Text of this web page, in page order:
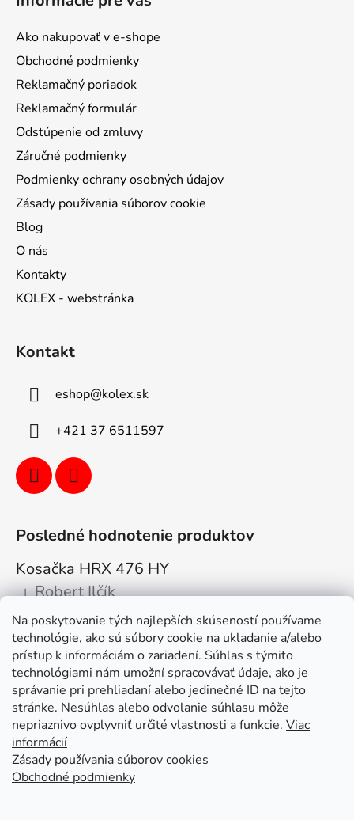
Na poskytovanie tých najlepších skúseností používame
technológie, ako sú súbory cookie na ukladanie a/alebo
prístup k informáciám o zariadení. Súhlas s týmito
technológiami nám umožní spracovávať údaje, ako je
správanie pri prehliadaní alebo jedinečné ID na tejto
stránke. Nesúhlas alebo odvolanie súhlasu môže
nepriaznivo ovplyvniť určité vlastnosti a funkcie. Viac
informácií
Zásady používania súborov cookies
Obchodné podmienky
Ako nakupovať v e-shope
Obchodné podmienky
Reklamačný poriadok
Reklamačný formulár
Odstúpenie od zmluvy
Záručné podmienky
Podmienky ochrany osobných údajov
Zásady používania súborov cookie
Blog
O nás
Kontakty
KOLEX - webstránka
Kontakt
eshop@kolex.sk
+421 37 6511597
Posledné hodnotenie produktov
Kosačka HRX 476 HY
Hodnotenie produktu je 5 z 5 hviezdičiek.
| Robert Ilčík
Super. Odporúčam
Facebook
Kolex, s.r.o. - webstránka